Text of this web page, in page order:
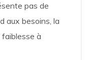
pas de
aux besoins, la
à